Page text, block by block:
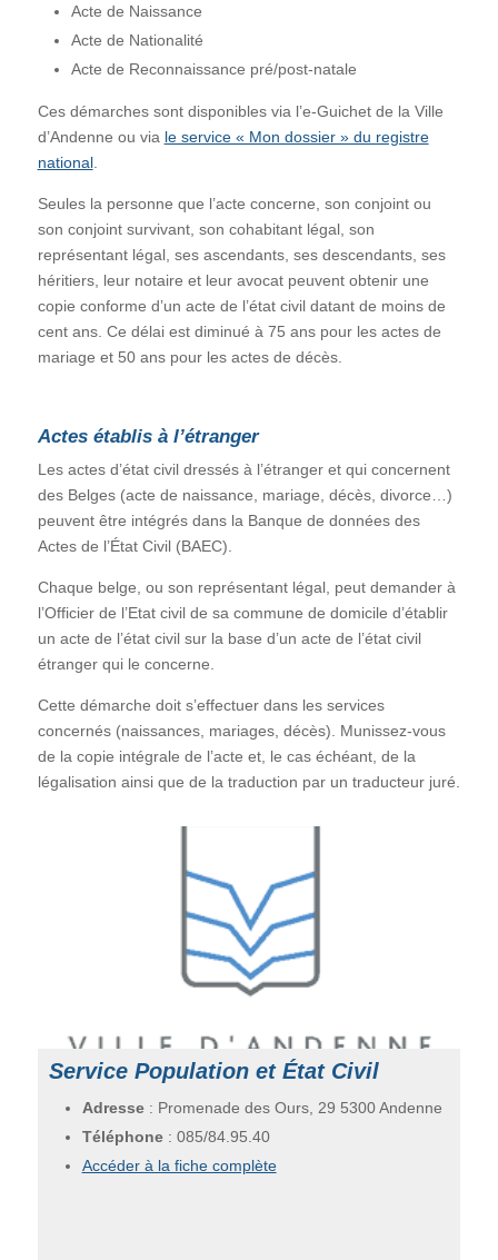
Acte de Naissance
Acte de Nationalité
Acte de Reconnaissance pré/post-natale
Ces démarches sont disponibles via l’e-Guichet de la Ville
d’Andenne ou via le service « Mon dossier » du registre
national.
Seules la personne que l’acte concerne, son conjoint ou
son conjoint survivant, son cohabitant légal, son
représentant légal, ses ascendants, ses descendants, ses
héritiers, leur notaire et leur avocat peuvent obtenir une
copie conforme d’un acte de l’état civil datant de moins de
cent ans. Ce délai est diminué à 75 ans pour les actes de
mariage et 50 ans pour les actes de décès.
Actes établis à l’étranger
Les actes d’état civil dressés à l’étranger et qui concernent
des Belges (acte de naissance, mariage, décès, divorce…)
peuvent être intégrés dans la Banque de données des
Actes de l’État Civil (BAEC).
Chaque belge, ou son représentant légal, peut demander à
l’Officier de l’Etat civil de sa commune de domicile d’établir
un acte de l’état civil sur la base d’un acte de l’état civil
étranger qui le concerne.
Cette démarche doit s’effectuer dans les services
concernés (naissances, mariages, décès). Munissez-vous
de la copie intégrale de l’acte et, le cas échéant, de la
légalisation ainsi que de la traduction par un traducteur juré.
Service Population et État Civil
Adresse: Promenade des Ours, 29 5300 Andenne
Téléphone: 085/84.95.40
Accéder à la fiche complète